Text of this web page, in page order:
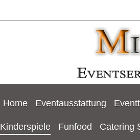
Home Eventausstattung
Kinderspiele Funfood Catering